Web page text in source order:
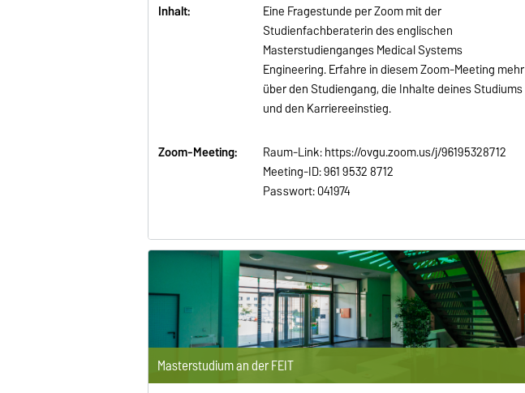
Inhalt:
Eine Fragestunde per Zoom mit der
Studienfachberaterin des englischen
Masterstudienganges Medical Systems
Engineering. Erfahre in diesem Zoom-Meeting mehr
über den Studiengang, die Inhalte deines Studiums
und den Karriereeinstieg.
Zoom-Meeting:
Raum-Link: https://ovgu.zoom.us/j/96195328712
Meeting-ID: 961 9532 8712
Passwort: 041974
Masterstudium an der FEIT